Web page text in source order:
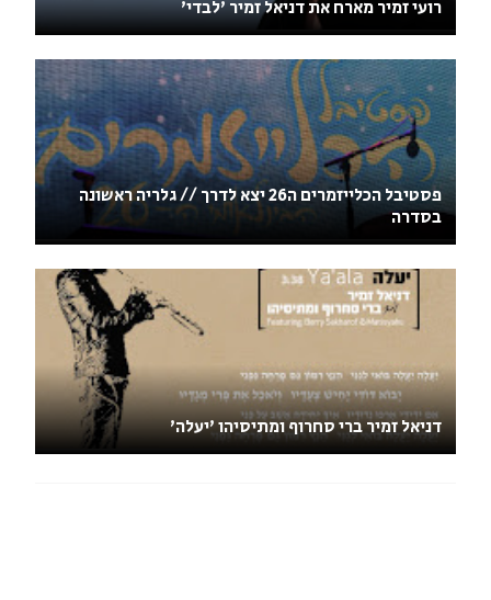
רועי זמיר מארח את דניאל זמיר 'לבדי'
פסטיבל הכלייזמרים ה26 יצא לדרך // גלריה ראשונה
בסדרה
דניאל זמיר ברי סחרוף ומתיסיהו 'יעלה'